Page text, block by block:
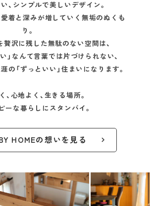
、シンプルで美しいデザイン。
着と深みが増していく無垢のぬくも
り。
沢に残した無駄のない空間は、
」なんて言葉では片づけられない、
の「ずっといい」住まいになります。
、心地よく、生きる場所。
ーな暮らしにスタンバイ。
HOMEの想いを見る